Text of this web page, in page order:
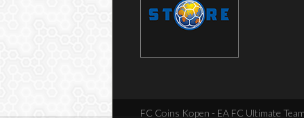
FC Coins Kopen - EA FC Ultimate